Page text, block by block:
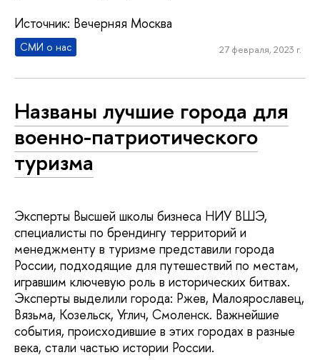
Источник: Вечерняя Москва
СМИ о нас 27 февраля, 2023 г.
Названы лучшие города для
военно-патриотического
туризма
Эксперты Высшей школы бизнеса НИУ ВШЭ,
специалисты по брендингу территорий и
менеджменту в туризме представили города
России, подходящие для путешествий по местам,
игравшим ключевую роль в исторических битвах.
Эксперты выделили города: Ржев, Малоярославец,
Вязьма, Козельск, Углич, Смоленск. Важнейшие
события, происходившие в этих городах в разные
века, стали частью истории России.